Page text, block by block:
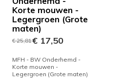
Korte mouwen -
Legergroen (Grote
maten)
€ 25,81€ 17,50
MFH - BW Onderhemd -
Korte mouwen -
Legergroen (Grote maten)